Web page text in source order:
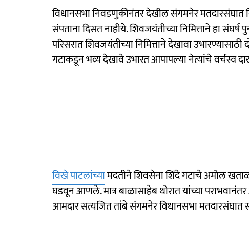
विधानसभा निवडणुकीनंतर देखील संगमनेर मतदारसंघात
संपताना दिसत नाहीये. शिवजयंतीच्या निमित्ताने हा
परिसरात शिवजयंतीच्या निमित्ताने देखावा
गटाकडून भव्य देखावे उभारत आपापल्या नेत्यांचे वर्चस्व
विखे पाटलांच्यामदतीने शिवसेना शिंदे गटाचे अमोल खताळ
घडवून आणले. मात्र बाळासाहेब थोरात यांच्या
आमदार सत्यजित तांबे संगमनेर विधानसभा